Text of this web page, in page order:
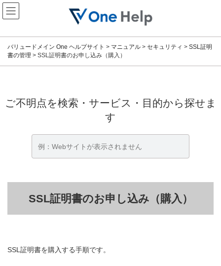
コ
ン
テ
ツ
キ
ナ
ビ
ゲ
シ
に
バリュードメイン One ヘルプサイト > マニュアル > セキュリティ > SSL証明
書の管理 > SSL証明書のお申し込み（購入）
ご不明点を検索・サービス・目的から探せま
す
SSL証明書のお申し込み（購入）
SSL証明書を購入する手順です。